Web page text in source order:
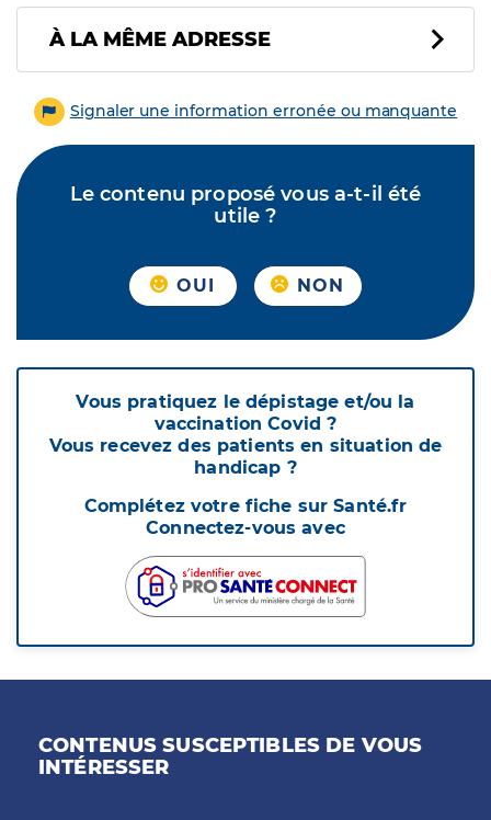
À LA MÊME ADRESSE
Signaler une information erronée ou manquante
Le contenu proposé vous a-t-il été
utile ?
OUI NON
Vous pratiquez le dépistage et/ou la
vaccination Covid ?
Vous recevez des patients en situation de
handicap ?
Complétez votre fiche sur Santé.fr
Connectez-vous avec
CONTENUS SUSCEPTIBLES DE VOUS
INTÉRESSER